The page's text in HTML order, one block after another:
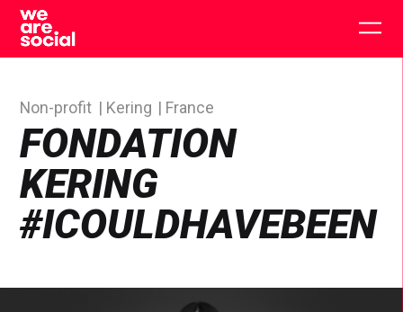
Skip
content
FONDATION
KERING
#ICOULDHAVEBEEN
Non-profit Kering France